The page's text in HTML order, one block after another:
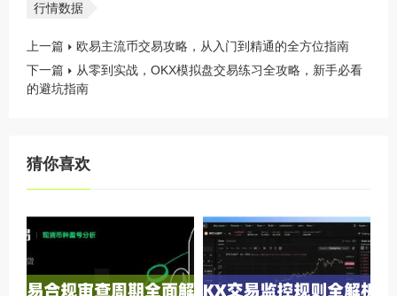
行情数据
上一篇
欧易主流币交易攻略，从入门到精通的全方位指南
下一篇
从零到实战，OKX模拟盘交易练习全攻略，新手必看
的避坑指南
猜你喜欢